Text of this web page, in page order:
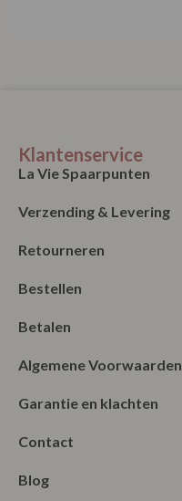
Klantenservice
La Vie Spaarpunten
Verzending & Levering
Retourneren
Bestellen
Betalen
Algemene Voorwaarden
Garantie en klachten
Contact
Blog